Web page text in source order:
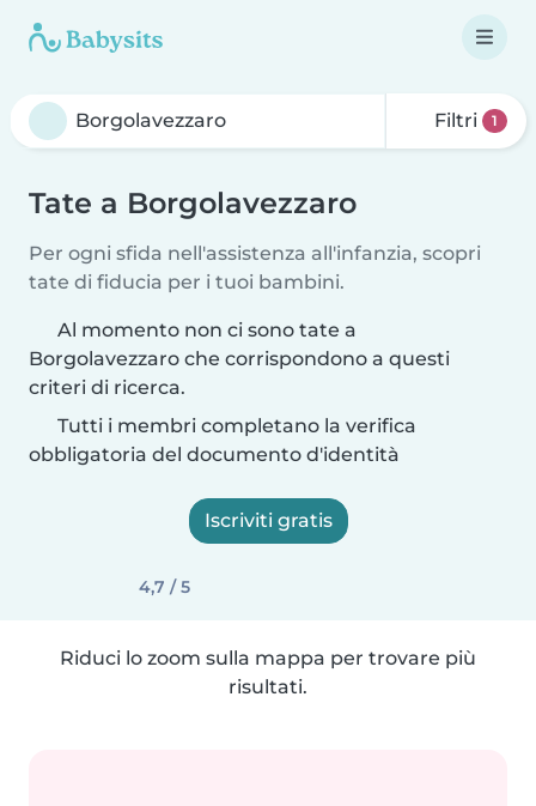
Filtri 1
Tate a Borgolavezzaro
Per ogni sfida nell'assistenza all'infanzia, scopri
tate di fiducia per i tuoi bambini.
Al momento non ci sono tate a
Borgolavezzaro che corrispondono a questi
criteri di ricerca.
Tutti i membri completano la verifica
obbligatoria del documento d'identità
Iscriviti gratis
4,7 / 5
Riduci lo zoom sulla mappa per trovare più
risultati.